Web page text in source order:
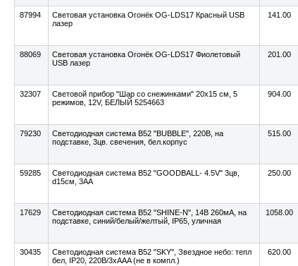
87994
Световая установка Огонёк OG-LDS17 Красный USB
лазер
141.00
88069
Световая установка Огонёк OG-LDS17 Фиолетовый
USB лазер
201.00
32307
Световой прибор "Шар со снежинками" 20х15 см, 5
режимов, 12V, БЕЛЫЙ 5254663
904.00
79230
Светодиодная система B52 "BUBBLE", 220В, на
подставке, 3цв. свечения, бел.корпус
515.00
59285
Светодиодная система B52 "GOODBALL- 4.5V" 3цв,
d15см, 3AA
250.00
17629
Светодиодная система B52 "SHINE-N", 14В 260мА, на
подставке, синий/белый/желтый, IP65, уличная
1058.00
30435
Светодиодная система B52 "SKY", Звездное небо: тепл
бел, IP20, 220B/3хААA (не в компл.)
620.00